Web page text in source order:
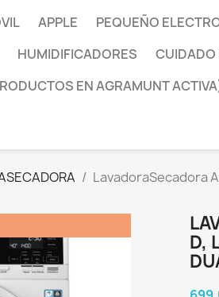
APPLE PEQUEÑO
HUMIDIFICADORES
CUIDADO
EN AGRAMUNT
LavadoraSecadora
D,